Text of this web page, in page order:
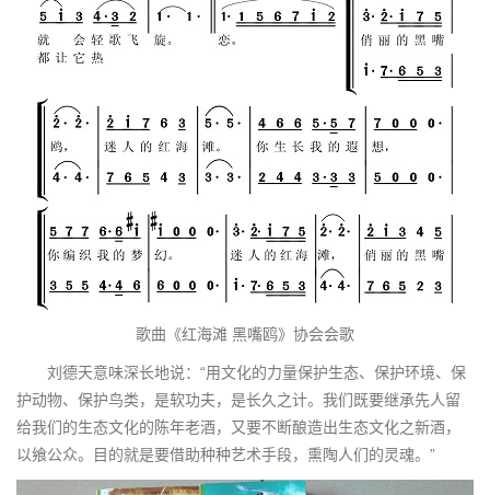
歌曲《红海滩 黑嘴鸥》协会会歌
刘德天意味深长地说：“用文化的力量保护生态、保护环境、保
护动物、保护鸟类，是软功夫，是长久之计。我们既要继承先人留
给我们的生态文化的陈年老酒，又要不断酿造出生态文化之新酒，
以飨公众。目的就是要借助种种艺术手段，熏陶人们的灵魂。”